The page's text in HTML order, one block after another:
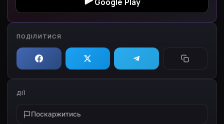
Google Play
ПОДІЛИТИСЯ
ДІЇ
Поскаржитись